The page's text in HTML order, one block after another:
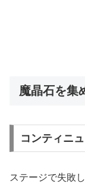
魔晶石を集
コンティニ
ステージで失敗